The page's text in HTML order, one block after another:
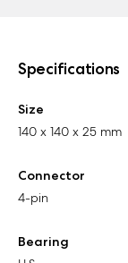
Specifications
Size
140 x 140 x 25 mm
Connector
4-pin
Bearing